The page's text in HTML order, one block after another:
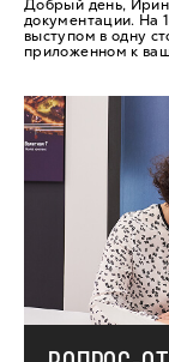
Добрый день,
документации. На
выступом в одну
приложенном к